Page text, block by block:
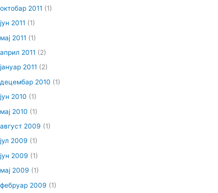
октобар 2011 (1)
јун 2011 (1)
мај 2011 (1)
април 2011 (2)
јануар 2011 (2)
децембар 2010 (1)
јун 2010 (1)
мај 2010 (1)
август 2009 (1)
јул 2009 (1)
јун 2009 (1)
мај 2009 (1)
фебруар 2009 (1)